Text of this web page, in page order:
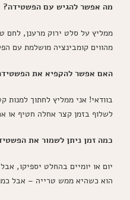
מה אפשר להגיש עם הפשטידה?
ממליץ על סלט ירוק מרענן, לחם
מהווים קומבינציה מושלמת עם
האם אפשר להקפיא את
בוודאי! אני ממליץ לחתוך למנות
לשלוף בזמן קצר אחלה חטיף או
כמה זמן ניתן לשמור את
יום או יומיים בהחלט יספיקו,
הוא כשהיא ממש טרייה – אבל